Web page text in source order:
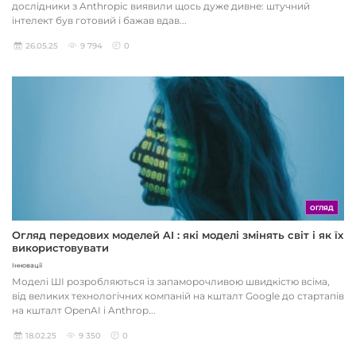
дослідники з Anthropic виявили щось дуже дивне: штучний
інтелект був готовий і бажав вдав...
26.05.25 9 794 0
ОГЛЯД
Огляд передових моделей AI : які моделі змінять світ і як їх
використовувати
Інновації
Моделі ШІ розробляються із запаморочливою швидкістю всіма,
від великих технологічних компаній на кшталт Google до стартапів
на кшталт OpenAI і Anthrop...
18.02.25 9 350 0